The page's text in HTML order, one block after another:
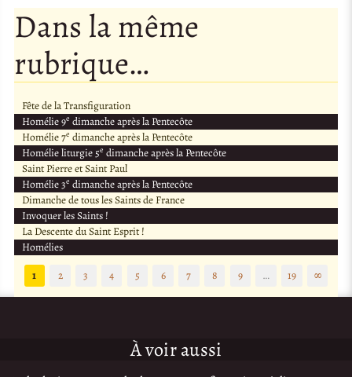
Dans la même
rubrique…
Fête de la Transfiguration
Homélie 9e dimanche après la Pentecôte
Homélie 7e dimanche après la Pentecôte
Homélie liturgie 5e dimanche après la Pentecôte
Saint Pierre et Saint Paul
Homélie 3e dimanche après la Pentecôte
Dimanche de tous les Saints de France
Invoquer les Saints !
La Descente du Saint Esprit !
Homélies
1
2 3 4 5 6 7 8 9 … 19 ∞
À voir aussi